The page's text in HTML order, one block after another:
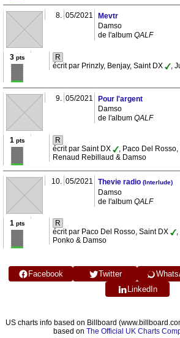
8. 05/2021
Mevtr
Damso
de l'album QALF
3pts
R
écrit par Prinzly, Benjay, Saint DX
,
9. 05/2021
Pour l'argent
Damso
de l'album QALF
1 pts
R
écrit par Saint DX
, Paco Del
Renaud Rebillaud & Damso
10. 05/2021 Thevie radio (Interlude)
Damso
de l'album QALF
1 pts
R
écrit par Paco Del Rosso, Saint DX
Ponko & Damso
Facebook Twitter
LinkedIn
US charts info based on Billboard
based on The Official UK Charts